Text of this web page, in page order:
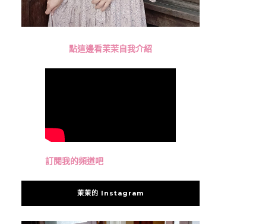
點這邊看茉茉自我介紹
訂閱我的頻道吧
茉茉的 Instagram